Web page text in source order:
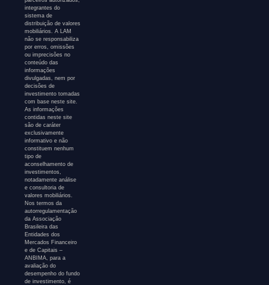
integrantes do
sistema de
distribuição de valores
mobiliários. A LAM
não se responsabiliza
por erros, omissões
ou imprecisões no
conteúdo das
informações
divulgadas, nem por
decisões de
investimento tomadas
com base neste site.
As informações
contidas neste site
são de caráter
exclusivamente
informativo e não
constituem nenhum
tipo de
aconselhamento de
investimentos,
notadamente análise
e consultoria de
valores mobiliários.
Nos termos da
autorregulamentação
da Associação
Brasileira das
Entidades dos
Mercados Financeiro
e de Capitais –
ANBIMA, para a
avaliação do
desempenho do fundo
de investimento, é